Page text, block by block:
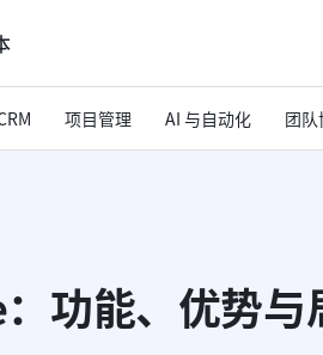
项目管理 AI 与自动化 团
功能、优势与